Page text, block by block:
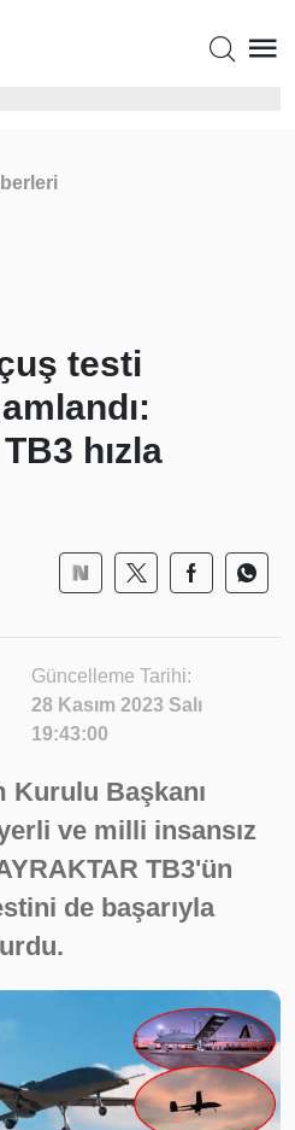
testi
hızla
Güncelleme Tarihi:
28 Kasım 2023 Salı
19:43:00
Kurulu Başkanı
ve milli insansız
TB3'ün
de başarıyla